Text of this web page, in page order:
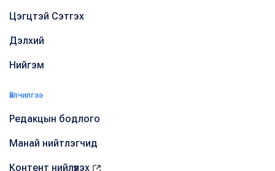
Цэгцтэй Сэтгэх
Дэлхий
Нийгэм
Үйлчилгээ
Редакцын бодлого
Манай нийтлэгчид
Контент нийлүүлэх